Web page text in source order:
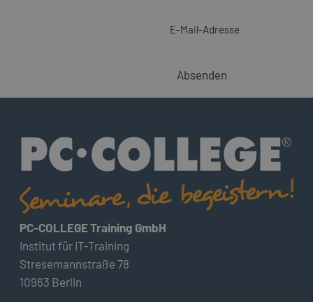
E-Mail-Adresse
Absenden
PC-COLLEGE Training GmbH
Institut für IT-Training
Stresemannstraße 78
10963 Berlin